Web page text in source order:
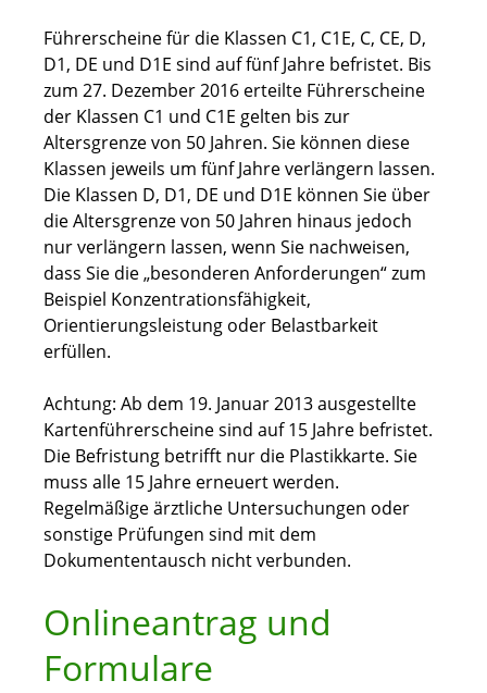
Führerscheine für die Klassen C1, C1E, C, CE, D,
D1, DE und D1E sind auf fünf Jahre befristet. Bis
zum 27. Dezember 2016 erteilte Führerscheine
der Klassen C1 und C1E gelten bis zur
Altersgrenze von 50 Jahren. Sie können diese
Klassen jeweils um fünf Jahre verlängern lassen.
Die Klassen D, D1, DE und D1E können Sie über
die Altersgrenze von 50 Jahren hinaus jedoch
nur verlängern lassen, wenn Sie nachweisen,
dass Sie die „besonderen Anforderungen“ zum
Beispiel Konzentrationsfähigkeit,
Orientierungsleistung oder Belastbarkeit
erfüllen.
Achtung: Ab dem 19. Januar 2013 ausgestellte
Kartenführerscheine sind auf 15 Jahre befristet.
Die Befristung betrifft nur die Plastikkarte. Sie
muss alle 15 Jahre erneuert werden.
Regelmäßige ärztliche Untersuchungen oder
sonstige Prüfungen sind mit dem
Dokumententausch nicht verbunden.
Onlineantrag und
Formulare